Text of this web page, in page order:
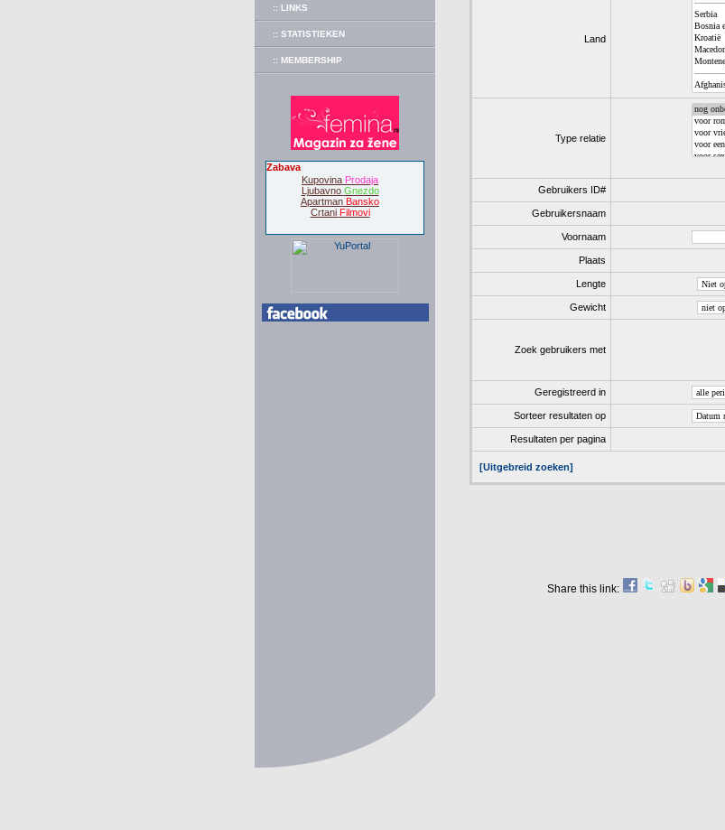
:: LINKS
:: STATISTIEKEN
:: MEMBERSHIP
Zabava
Kupovina Prodaja
Ljubavno Gnezdo
Apartman Bansko
Crtani Filmovi
Land
Type relatie
Gebruikers ID#
Gebruikersnaam
Voornaam
Plaats
Lengte
Gewicht
Zoek gebruikers met
Geregistreerd in
Sorteer resultaten op
Resultaten per pagina
[Uitgebreid zoeken]
Share this link: